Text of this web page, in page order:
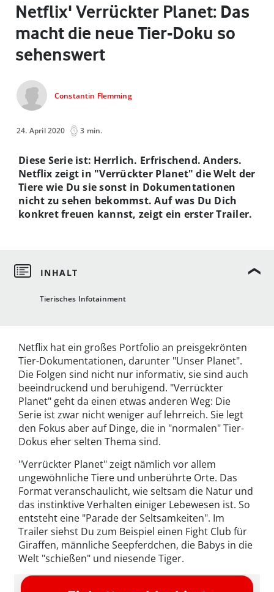
Netflix' Verrückter Planet: Das
macht die neue Tier-Doku so
sehenswert
Constantin Flemming
24. April 2020 3 min.
Tierisches Infotainment
Diese Serie ist: Herrlich. Erfrischend. Anders.
Netflix zeigt in "Verrückter Planet" die Welt der
Tiere wie Du sie sonst in Dokumentationen
nicht zu sehen bekommst. Auf was Du Dich
konkret freuen kannst, zeigt ein erster Trailer.
Netflix hat ein großes Portfolio an preisgekrönten
Tier-Dokumentationen, darunter "Unser Planet".
Die Folgen sind nicht nur informativ, sie sind auch
beeindruckend und beruhigend. "Verrückter
Planet" geht da einen etwas anderen Weg: Die
Serie ist zwar nicht weniger auf lehrreich. Sie legt
den Fokus aber auf Dinge, die in "normalen" Tier-
Dokus eher selten Thema sind.
"Verrückter Planet" zeigt nämlich vor allem
ungewöhnliche Tiere und unberührte Orte. Das
Format veranschaulicht, wie seltsam die Natur und
das instinktive Verhalten einiger Lebewesen ist. So
entsteht eine "Parade der Seltsamkeiten". Im
Trailer siehst Du zum Beispiel einen Fight Club für
Giraffen, männliche Seepferdchen, die Babys in die
Welt "schießen" und niesende Tiger.